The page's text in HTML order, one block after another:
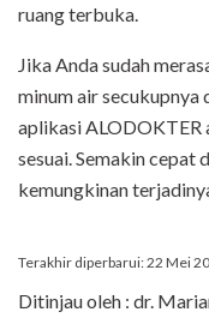
ruang terbuka.
Jika Anda sudah
minum air secukupnya
aplikasi ALODOKTER
sesuai. Semakin cepat
kemungkinan
Terakhir diperbarui: 22 Mei